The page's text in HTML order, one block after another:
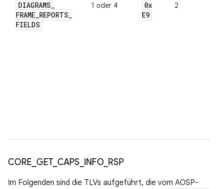
DIAGRAMS_
FRAME_REPORTS_
FIELDS
1 oder 4
0x
E9
2
CORE GET_ CAPS INFO RSP
Im Folgenden sind die TLVs aufgeführt, die vom AOSP-